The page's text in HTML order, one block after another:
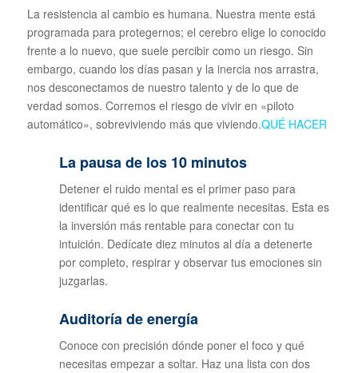
La resistencia al cambio es humana. Nuestra mente está
programada para protegernos; el cerebro elige lo conocido
frente a lo nuevo, que suele percibir como un riesgo. Sin
embargo, cuando los días pasan y la inercia nos arrastra,
nos desconectamos de nuestro talento y de lo que de
verdad somos. Corremos el riesgo de vivir en «piloto
automático», sobreviviendo más que viviendo.QUÉ HACER
La pausa de los 10 minutos
Detener el ruido mental es el primer paso para
identificar qué es lo que realmente necesitas. Esta es
la inversión más rentable para conectar con tu
intuición. Dedícate diez minutos al día a detenerte
por completo, respirar y observar tus emociones sin
juzgarlas.
Auditoría de energía
Conoce con precisión dónde poner el foco y qué
necesitas empezar a soltar. Haz una lista con dos